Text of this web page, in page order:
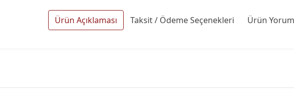
Ürün Açıklaması Taksit / Ödeme Seçenekleri Ürün